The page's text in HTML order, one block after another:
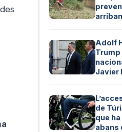
Adolf
Javier
de
que
abans